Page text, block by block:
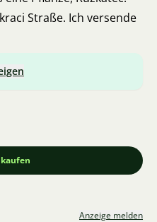
Straße. Ich versende
Anzeige melden